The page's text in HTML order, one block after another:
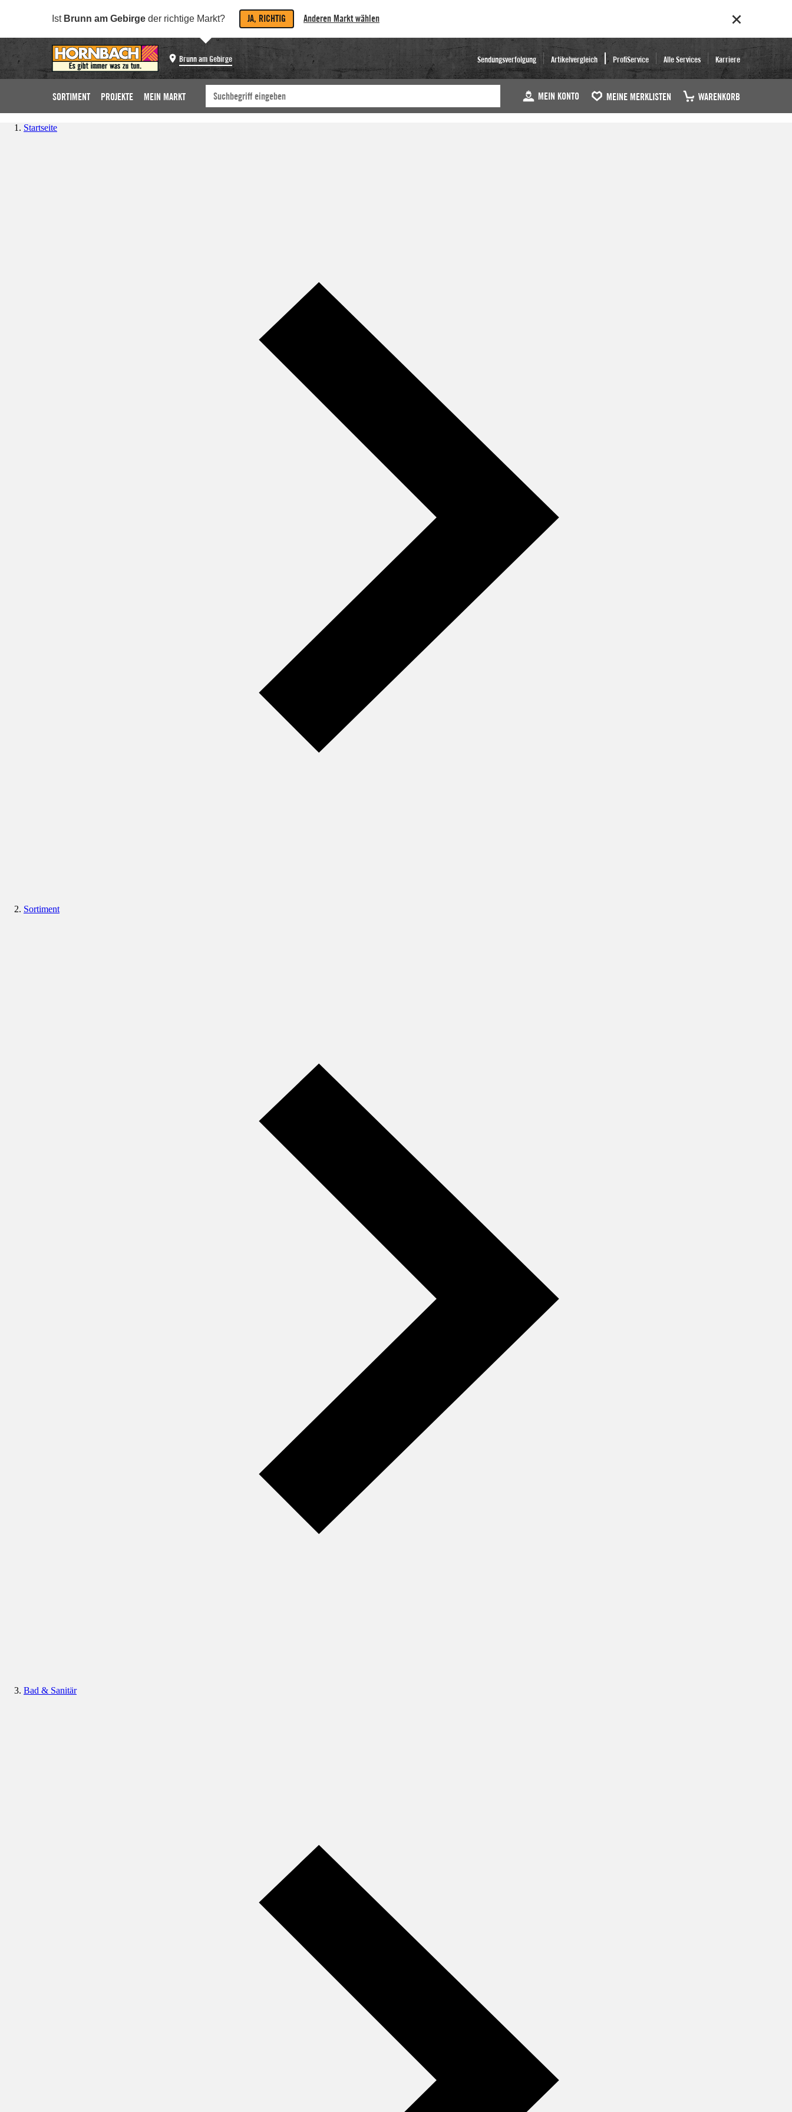
Ist Brunn am Gebirge der richtige Markt? JA, RICHTIG Anderen Markt wählen
Brunn am Gebirge Sendungsverfolgung Artikelvergleich ProfiService Alle Services Karriere
SORTIMENT PROJEKTE MEIN MARKT MEIN KONTO MEINE MERKLISTEN WARENKORB
Startseite
Sortiment
Bad & Sanitär